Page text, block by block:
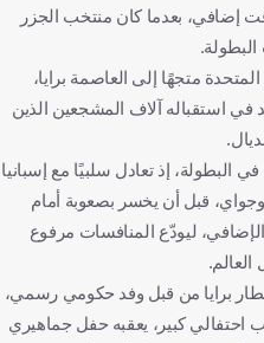
بفوز بطل العالم 3-2 بعد وقت إضافي، بعدما كان منتخب الجزر
متجهًا إلى العاصمة برايا،
في استقباله آلاف المشجعين الذين
البطولة، إذ تعادل سلبيًا مع إسبانيا
فرض نتيجة 2-2 على أوروجواي، قبل أن يخسر بصعوبة أمام
ليودّع المنافسات مرفوع
العالم.
برايا من قبل وفد حكومي رسمي،
احتفالي كبير، يعقبه حفل جماهيري